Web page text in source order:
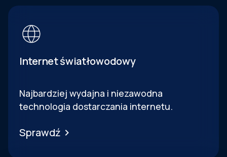
Internet światłowodowy
Najbardziej wydajna i niezawodna
technologia dostarczania internetu.
Sprawdź